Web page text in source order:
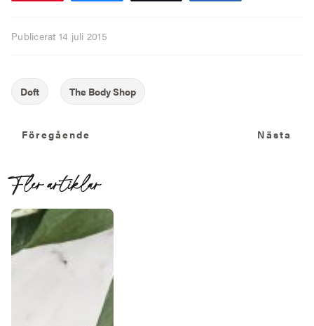
Publicerat 14 juli 2015
Föregående
Föregående Nästa
Fler artiklar